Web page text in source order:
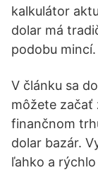
kalkulátor
dolar má
podobu mincí.
V článku sa
môžete začať
finančnom
dolar bazár.
ľahko a